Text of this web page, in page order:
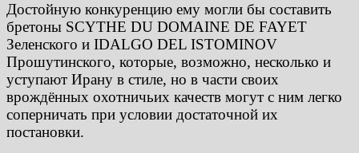
Достойную конкуренцию ему могли бы составить
бретоны SCYTHE DU DOMAINE DE FAYET
Зеленского и IDALGO DEL ISTOMINOV
Прошутинского, которые, возможно, несколько и
уступают Ирану в стиле, но в части своих
врождённых охотничьих качеств могут с ним легко
соперничать при условии достаточной их
постановки.